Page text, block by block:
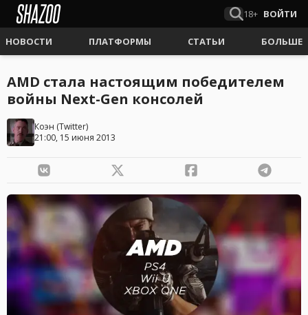
18+ ВОЙТИ
НОВОСТИ ПЛАТФОРМЫ СТАТЬИ БОЛЬШЕ
AMD стала настоящим победителем
войны Next-Gen консолей
Коэн (Twitter)
21:00, 15 июня 2013